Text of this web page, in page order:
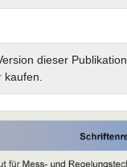
dieser Publikation
kaufen.